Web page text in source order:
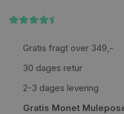
Gratis fragt over 349,-
30 dages retur
2-3 dages levering
Gratis Monet